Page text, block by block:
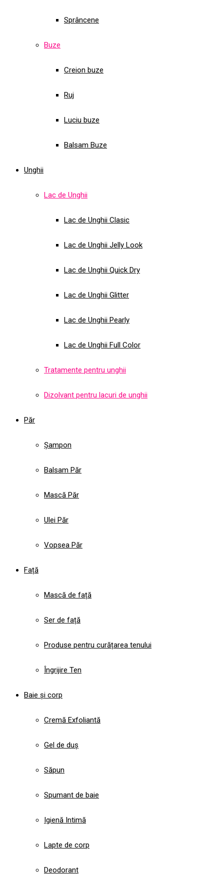
Sprâncene
Buze
Creion buze
Ruj
Luciu buze
Balsam Buze
Unghii
Lac de Unghii
Lac de Unghii Clasic
Lac de Unghii Jelly Look
Lac de Unghii Quick Dry
Lac de Unghii Glitter
Lac de Unghii Pearly
Lac de Unghii Full Color
Tratamente pentru unghii
Dizolvant pentru lacuri de unghii
Păr
Șampon
Balsam Păr
Mască Păr
Ulei Păr
Vopsea Păr
Față
Mască de față
Ser de față
Produse pentru curățarea tenului
Îngrijire Ten
Baie și corp
Cremă Exfoliantă
Gel de duș
Săpun
Spumant de baie
Igienă Intimă
Lapte de corp
Deodorant